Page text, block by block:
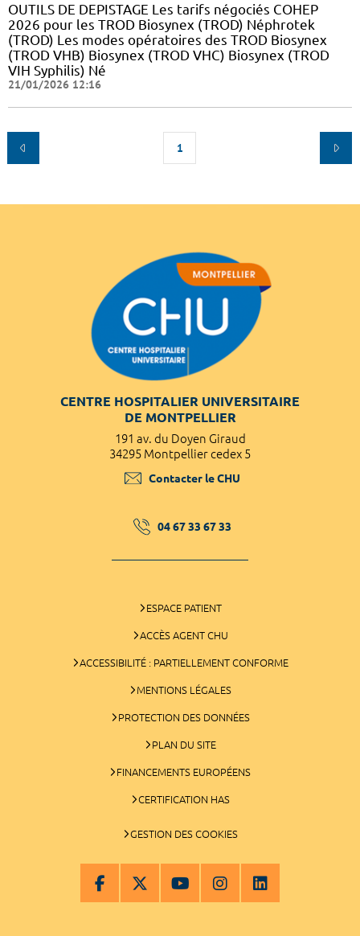
OUTILS DE DEPISTAGE Les tarifs négociés COHEP
2026 pour les TROD Biosynex (TROD) Néphrotek
(TROD) Les modes opératoires des TROD Biosynex
(TROD VHB) Biosynex (TROD VHC) Biosynex (TROD
VIH Syphilis) Né
21/01/2026 12:16
1
CENTRE HOSPITALIER UNIVERSITAIRE
DE MONTPELLIER
191 av. du Doyen Giraud
34295 Montpellier cedex 5
Contacter le CHU
04 67 33 67 33
ESPACE PATIENT
ACCÈS AGENT CHU
ACCESSIBILITÉ : PARTIELLEMENT CONFORME
MENTIONS LÉGALES
PROTECTION DES DONNÉES
PLAN DU SITE
FINANCEMENTS EUROPÉENS
CERTIFICATION HAS
GESTION DES COOKIES